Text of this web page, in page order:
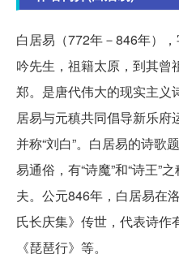
白居易（772年－846年）
吟先生，祖籍太原，到其曾
郑。是唐代伟大的现实主义
居易与元稹共同倡导新乐府
并称“刘白”。白居易的诗歌
易通俗，有“诗魔”和“诗王”
夫。公元846年，白居易在
氏长庆集》传世，代表诗作
《琵琶行》等。